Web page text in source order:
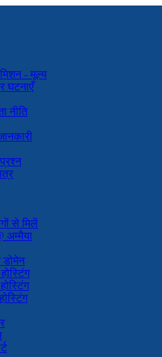
- मूल्य
घटनाएँ
नीति
से मिलें
अम्मैया
डोमेन